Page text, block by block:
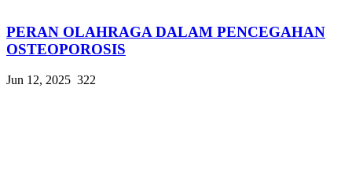
PERAN OLAHRAGA DALAM PENCEGAHAN
OSTEOPOROSIS
Jun 12, 2025 322